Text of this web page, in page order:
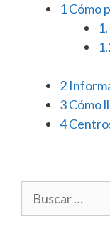
1Cómo
2
3Cómo
4